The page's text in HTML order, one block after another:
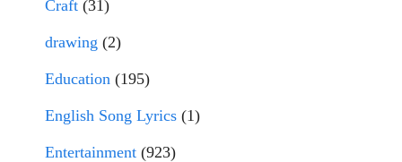
Craft (31)
drawing (2)
Education (195)
English Song Lyrics (1)
Entertainment (923)